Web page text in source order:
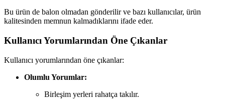
Bu ürün de balon olmadan gönderilir ve bazı kullanıcılar, ürün
kalitesinden memnun kalmadıklarını ifade eder.
Kullanıcı Yorumlarından Öne Çıkanlar
Kullanıcı yorumlarından öne çıkanlar:
Olumlu Yorumlar:
Birleşim yerleri rahatça takılır.